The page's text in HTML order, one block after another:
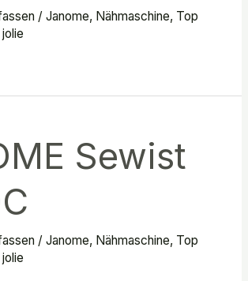
/ Janome, Nähmaschine, Top
jolie
Sewist
/ Janome, Nähmaschine, Top
jolie